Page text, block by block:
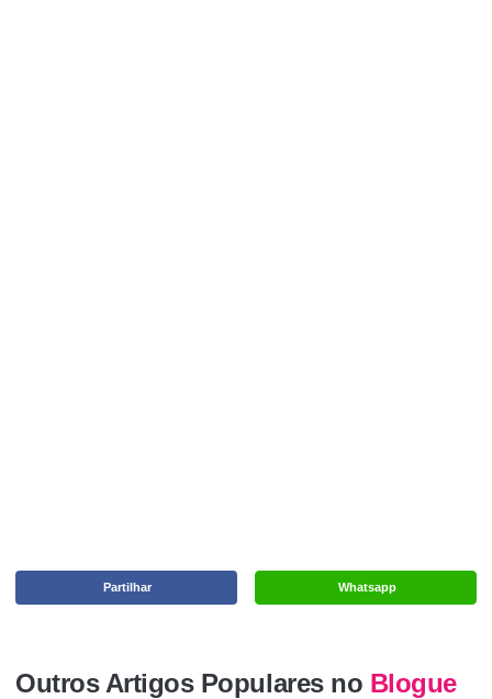
Whatsapp
Partilhar
Outros Artigos Populares no Blogue